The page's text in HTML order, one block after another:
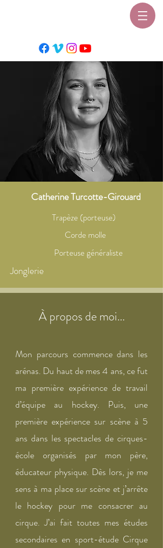
Catherine Turcotte-Girouard
Trapèze (porteuse)
Corde molle
Porteuse généraliste
Jonglerie
À propos de moi...
Mon parcours commence dans les
arénas. Du haut de mes 4 ans, ce fut
ma première expérience de travail
d’équipe au hockey. Puis, une
première expérience sur scène à 5
ans dans les spectacles de cirques-
école organisés par mon père,
éducateur physique. Dès lors, je me
sens à ma place sur scène et j’arrête
le hockey pour me consacrer au
cirque. J’ai fait toutes mes études
secondaires en sport-étude Cirque